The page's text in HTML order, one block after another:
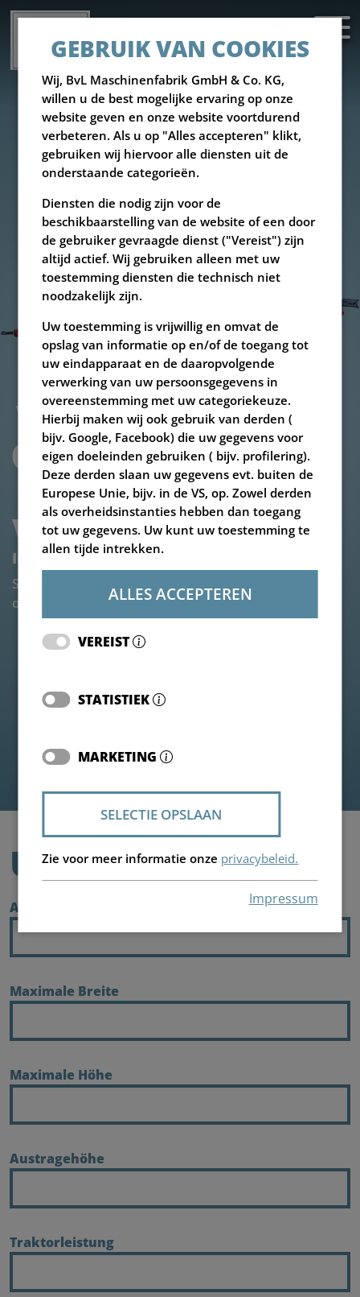
V-MIX PLUS 25 TOT 40-3S
Individueel onderzoek
Stuur ons uw vereisten, wij hebben de optimale
oplossing op maat voor u.
UW GEGEVENS
Anzahl Tiere
Maximale Breite
Maximale Höhe
Austragehöhe
Traktorleistung
GEBRUIK VAN COOKIES
Wij, BvL Maschinenfabrik GmbH & Co. KG,
willen u de best mogelijke ervaring op onze
website geven en onze website voortdurend
verbeteren. Als u op "Alles accepteren" klikt,
gebruiken wij hiervoor alle diensten uit de
onderstaande categorieën.
Diensten die nodig zijn voor de
beschikbaarstelling van de website of een door
de gebruiker gevraagde dienst ("Vereist") zijn
altijd actief. Wij gebruiken alleen met uw
toestemming diensten die technisch niet
noodzakelijk zijn.
Uw toestemming is vrijwillig en omvat de
opslag van informatie op en/of de toegang tot
uw eindapparaat en de daaropvolgende
verwerking van uw persoonsgegevens in
overeenstemming met uw categoriekeuze.
Hierbij maken wij ook gebruik van derden (
bijv. Google, Facebook) die uw gegevens voor
eigen doeleinden gebruiken ( bijv. profilering).
Deze derden slaan uw gegevens evt. buiten de
Europese Unie, bijv. in de VS, op. Zowel derden
als overheidsinstanties hebben dan toegang
tot uw gegevens. Uw kunt uw toestemming te
allen tijde intrekken.
ALLES ACCEPTEREN
VEREIST
STATISTIEK
MARKETING
SELECTIE OPSLAAN
Zie voor meer informatie onze privacybeleid.
Impressum